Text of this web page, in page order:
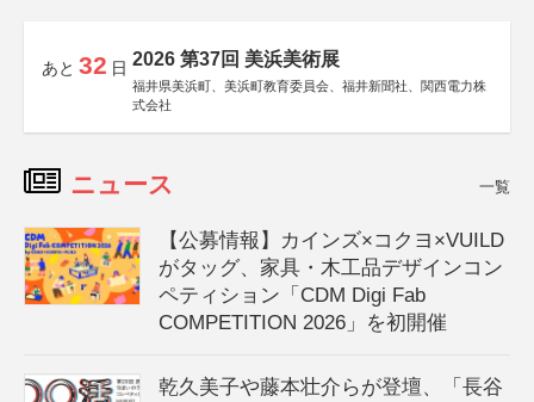
あと 32 日 2026 第37回 美浜美術展
福井県美浜町、美浜町教育委員会、福井新聞社、関西電力株
式会社
ニュース 一覧
【公募情報】カインズ×コクヨ×VUILD
がタッグ、家具・木工品デザインコン
ペティション「CDM Digi Fab
COMPETITION 2026」を初開催
乾久美子や藤本壮介らが登壇、「長谷